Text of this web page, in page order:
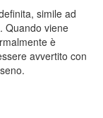
simile ad
Quando viene
è
avvertito con